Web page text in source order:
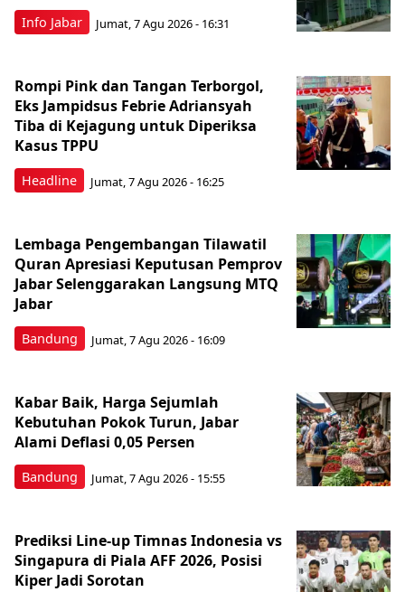
Info Jabar Jumat, 7 Agu 2026 - 16:31
Headline
Rompi Pink dan Tangan Terborgol,
Eks Jampidsus Febrie Adriansyah
Tiba di Kejagung untuk Diperiksa
Kasus TPPU
Jumat, 7 Agu 2026 - 16:25
Bandung
Lembaga Pengembangan Tilawatil
Quran Apresiasi Keputusan Pemprov
Jabar Selenggarakan Langsung MTQ
Jabar
Jumat, 7 Agu 2026 - 16:09
Bandung
Kabar Baik, Harga Sejumlah
Kebutuhan Pokok Turun, Jabar
Alami Deflasi 0,05 Persen
Jumat, 7 Agu 2026 - 15:55
Prediksi Line-up Timnas Indonesia vs
Singapura di Piala AFF 2026, Posisi
Kiper Jadi Sorotan